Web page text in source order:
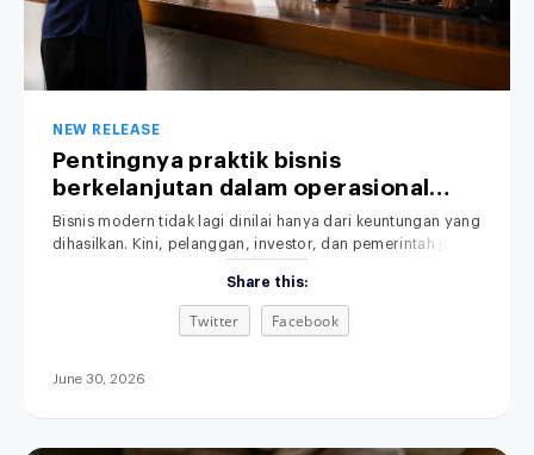
NEW RELEASE
Pentingnya praktik bisnis
berkelanjutan dalam operasional
perusahaan.
Bisnis modern tidak lagi dinilai hanya dari keuntungan yang
dihasilkan. Kini, pelanggan, investor, dan pemerintah juga
Praktik Bisnis yang Berkelanjutan menjadi perhatian utama
dalam dunia usaha saat ini. Karena itu, semakin banyak
perusahaan mulai menerapkan sustainable business
bertanggung jawab, dan berkelanjutan. Selain
Share this:
Twitter Facebook
June 30, 2026